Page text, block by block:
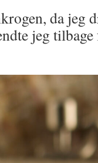
da jeg
jeg